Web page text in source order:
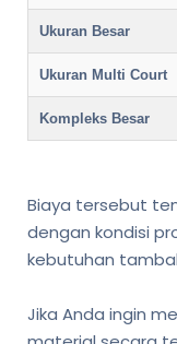
Ukuran Besar
Ukuran Multi Court
Kompleks Besar
Biaya tersebut
dengan kondisi
kebutuhan
Jika Anda ingin